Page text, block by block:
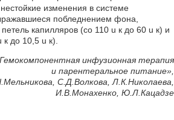
изменения в системе
побледнением фона,
капилляров (со 110 u к до 60 u к) и
до 10,5 u к).
инфузионная терапия
и парентеральное питание»,
С.Д.Волкова, Л.К.Николаева,
И.В.Монахенко, Ю.Л.Кацадзе